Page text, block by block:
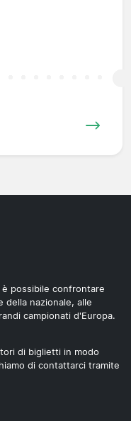
possibile confrontare
della nazionale, alle
campionati d'Europa.
di biglietti in modo
di contattarci tramite